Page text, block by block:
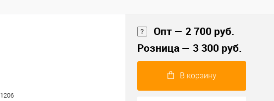
1206
Опт — 2 700 руб.
Розница — 3 300 руб.
В корзину